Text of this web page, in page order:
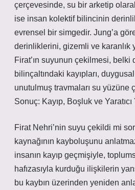
çerçevesinde, su bir arketip
ise insan kolektif bilincinin
evrensel bir simgedir. Jung’a
derinliklerini, gizemli ve karanlık
Firat’ın suyunun çekilmesi, belki
bilinçaltındaki kayıpları,
unutulmuş travmaları su yüzüne
Sonuç: Kayıp, Boşluk ve Yaratıcı
Firat Nehri’nin suyu çekildi mi
kaynağının kayboluşunu
insanın kayıp geçmişiyle,
hafızasıyla kurduğu ilişkilerin
bu kaybın üzerinden yeniden